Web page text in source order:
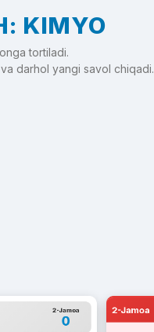
KIMYO
tortiladi.
darhol yangi savol chiqadi.
2-Jamoa
0
2-Jamoa